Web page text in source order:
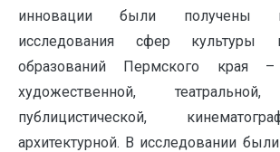
инновации были получены в
исследования сфер культуры
образований Пермского края –
художественной, театральной,
публицистической,
архитектурной. В исследовании